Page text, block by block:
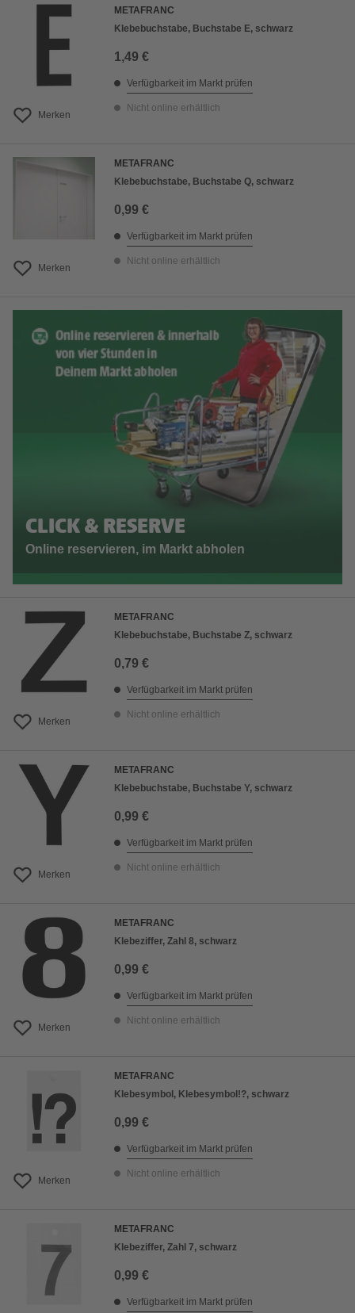
Merken
METAFRANC
Klebebuchstabe, Buchstabe E, schwarz
1,49 €
Verfügbarkeit im Markt prüfen
Nicht online erhältlich
Merken
METAFRANC
Klebebuchstabe, Buchstabe Q, schwarz
0,99 €
Verfügbarkeit im Markt prüfen
Nicht online erhältlich
CLICK & RESERVE
Online reservieren, im Markt abholen
Merken
METAFRANC
Klebebuchstabe, Buchstabe Z, schwarz
0,79 €
Verfügbarkeit im Markt prüfen
Nicht online erhältlich
Merken
METAFRANC
Klebebuchstabe, Buchstabe Y, schwarz
0,99 €
Verfügbarkeit im Markt prüfen
Nicht online erhältlich
Merken
METAFRANC
Klebeziffer, Zahl 8, schwarz
0,99 €
Verfügbarkeit im Markt prüfen
Nicht online erhältlich
Merken
METAFRANC
Klebesymbol, Klebesymbol!?, schwarz
0,99 €
Verfügbarkeit im Markt prüfen
Nicht online erhältlich
METAFRANC
Klebeziffer, Zahl 7, schwarz
0,99 €
Verfügbarkeit im Markt prüfen